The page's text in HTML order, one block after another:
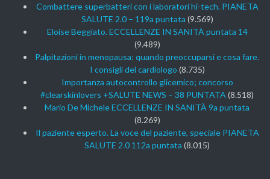
Combattere superbatteri con i laboratori hi-tech. PIANETA
SALUTE 2.0 – 119a puntata (9.569)
Eloise Beggiato. ECCELLENZE IN SANITÀ puntata 14
(9.489)
Palpitazioni in menopausa: quando preoccuparsi e cosa fare.
I consigli del cardiologo (8.735)
Importanza autocontrollo glicemico; concorso
#clearskinlovers +SALUTE NEWS – 38 PUNTATA (8.518)
Mario De Michele ECCELLENZE IN SANITÀ 9a puntata
(8.269)
Il paziente esperto. La voce del paziente, speciale PIANETA
SALUTE 2.0 112a puntata (8.015)